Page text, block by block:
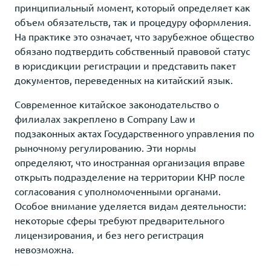
принципиальный момент, который определяет как
объем обязательств, так и процедуру оформления.
На практике это означает, что зарубежное общество
обязано подтвердить собственный правовой статус
в юрисдикции регистрации и представить пакет
документов, переведенных на китайский язык.
Современное китайское законодательство о
филиалах закреплено в Company Law и
подзаконных актах Государственного управления по
рыночному регулированию. Эти нормы
определяют, что иностранная организация вправе
открыть подразделение на территории КНР после
согласования с уполномоченными органами.
Особое внимание уделяется видам деятельности:
некоторые сферы требуют предварительного
лицензирования, и без него регистрация
невозможна.